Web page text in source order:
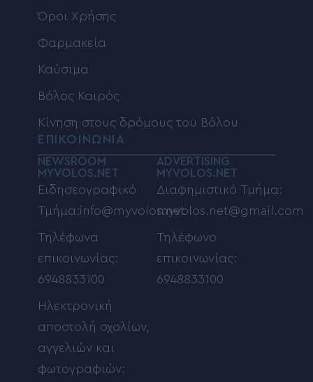
Όροι Χρήσης
Φαρμακεία
Καύσιμα
Βόλος Καιρός
Κίνηση στους δρόμους του Βόλου
ΕΠΙΚΟΙΝΩΝΙΑ
NEWSROOM
MYVOLOS.NET
Ειδησεογραφικό
Τμήμα:info@myvolos.net
Τηλέφωνα
επικοινωνίας:
6948833100
Ηλεκτρονική
αποστολή σχολίων,
αγγελιών και
φωτογραφιών:
ADVERTISING
MYVOLOS.NET
Διαφημιστικό Τμήμα:
myvolos.net@gmail.com
Τηλέφωνο
επικοινωνίας:
6948833100